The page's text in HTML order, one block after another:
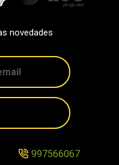
novedades
997566067